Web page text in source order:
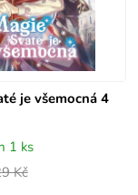
je všemocná 4
1 ks
Kč